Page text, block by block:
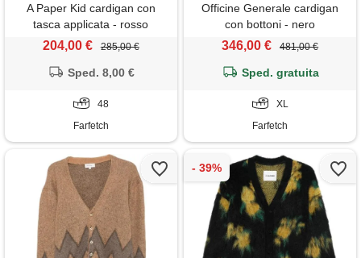
A Paper Kid cardigan con
tasca applicata - rosso
204,00 € 285,00 €
Sped. 8,00 €
48
Farfetch
Officine Generale cardigan
con bottoni - nero
346,00 € 481,00 €
Sped. gratuita
XL
Farfetch